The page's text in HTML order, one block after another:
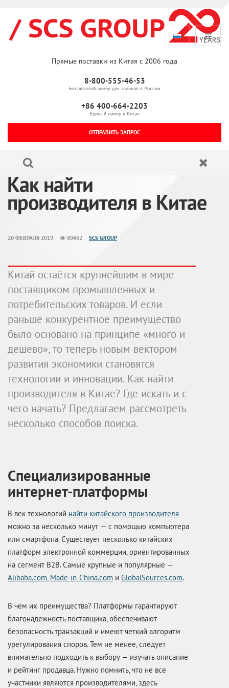
Прямые поставки из Китая с 2006 года
8-800-555-46-53
Бесплатный номер для звонков в России
+86 400-664-2203
Единый номер в Китае
ОТПРАВИТЬ ЗАПРОС
Как найти
производителя в Китае
20 ФЕВРАЛЯ 2019 89452 SCS GROUP
Китай остаётся крупнейшим в мире
поставщиком промышленных и
потребительских товаров. И если
раньше конкурентное преимущество
было основано на принципе «много и
дешево», то теперь новым вектором
развития экономики становятся
технологии и инновации. Как найти
производителя в Китае? Где искать и с
чего начать? Предлагаем рассмотреть
несколько способов поиска.
Специализированные
интернет-платформы
В век технологий найти китайского производителя
можно за несколько минут — с помощью компьютера
или смартфона. Существует несколько китайских
платформ электронной коммерции, ориентированных
на сегмент B2B. Самые крупные и популярные —
Alibaba.com Made-in-China.com и GlobalSources.com.
В чем их преимущества? Платформы гарантируют
благонадежность поставщика, обеспечивают
безопасность транзакций и имеют четкий алгоритм
урегулирования споров. Тем не менее, следует
внимательно подходить к выбору — изучать описание
и рейтинг продавца. Нужно помнить, что не все
участники являются производителями, здесь